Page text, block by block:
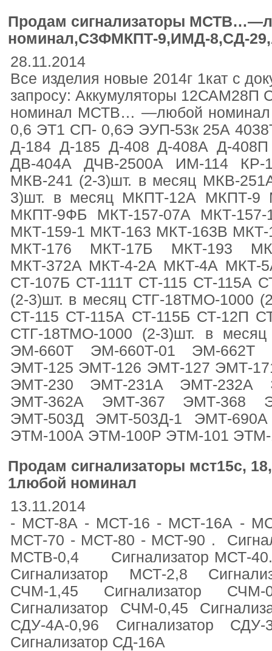
Продам сигнализаторы
номинал,СЗФМКПТ-9,ИМД-8,СД-
28.11.2014
Все изделия новые 2014г 1кат с
запросу: Аккумуляторы
номинал МСТВ… —любой
0,6 ЭТ1 СП- 0,6Э ЭУП-53к 25А
Д-184 Д-185 Д-408 Д-408А Д-
ДВ-404А ДЧВ-2500А ИМ-114
МКВ-241 (2-3)шт. в месяц МКВ-
3)шт. в месяц МКПТ-12А МКПТ-9
МКПТ-9ФБ МКТ-157-07А МКТ-
МКТ-159-1 МКТ-163 МКТ-163В
МКТ-176 МКТ-17Б МКТ-193
МКТ-372А МКТ-4-2А МКТ-4А
СТ-107Б СТ-111Т СТ-115 СТ-115А
(2-3)шт. в месяц СТГ-18ТМО-1000
СТ-115 СТ-115А СТ-115Б СТ-12П
СТГ-18ТМО-1000 (2-3)шт. в
ЭМ-660Т ЭМ-660Т-01 ЭМ-662Т
ЭМТ-125 ЭМТ-126 ЭМТ-127 ЭМТ-
ЭМТ-230 ЭМТ-231А ЭМТ-232А
ЭМТ-362А ЭМТ-367 ЭМТ-368
ЭМТ-503Д ЭМТ-503Д-1 ЭМТ-
ЭТМ-100А ЭТМ-100Р ЭТМ-101
Продам сигнализаторы мст15с,
1любой номинал
13.11.2014
- МСТ-8А - МСТ-16 - МСТ-16А -
МСТ-70 - МСТ-80 - МСТ-90 .
МСТВ-0,4 Сигнализатор
Сигнализатор МСТ-2,8
СЧМ-1,45 Сигнализатор СЧМ-
Сигнализатор СЧМ-0,45
СДУ-4А-0,96 Сигнализатор
Сигнализатор СД-16А